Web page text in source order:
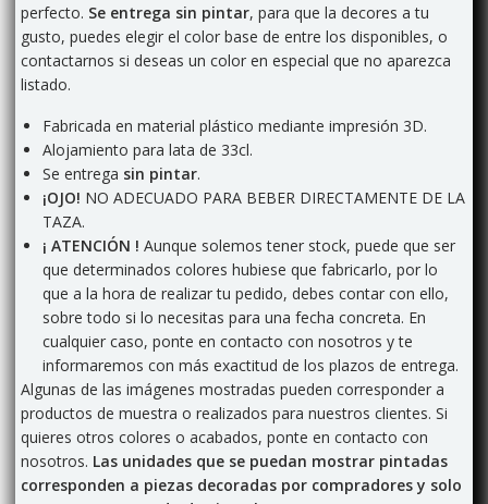
perfecto. Se entrega sin pintar, para que la decores a tu
gusto, puedes elegir el color base de entre los disponibles, o
contactarnos si deseas un color en especial que no aparezca
listado.
Fabricada en material plástico mediante impresión 3D.
Alojamiento para lata de 33cl.
Se entrega sin pintar.
¡OJO! NO ADECUADO PARA BEBER DIRECTAMENTE DE LA
TAZA.
¡ ATENCIÓN ! Aunque solemos tener stock, puede que ser
que determinados colores hubiese que fabricarlo, por lo
que a la hora de realizar tu pedido, debes contar con ello,
sobre todo si lo necesitas para una fecha concreta. En
cualquier caso, ponte en contacto con nosotros y te
informaremos con más exactitud de los plazos de entrega.
Algunas de las imágenes mostradas pueden corresponder a
productos de muestra o realizados para nuestros clientes. Si
quieres otros colores o acabados, ponte en contacto con
nosotros. Las unidades que se puedan mostrar pintadas
corresponden a piezas decoradas por compradores y solo